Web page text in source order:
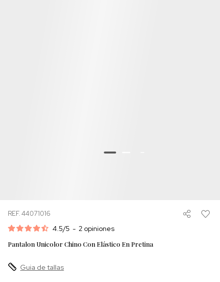
REF. 44071016
4.5/5 - 2 opiniones
Pantalon Unicolor Chino Con Elástico En Pretina
Guia de tallas